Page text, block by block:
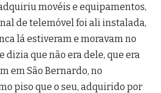
movéis e equipamentos,
de telemóvel foi ali instalada,
lá estiveram e moravam no
dizia que não era dele, que era
em São Bernardo, no
piso que o seu, adquirido por